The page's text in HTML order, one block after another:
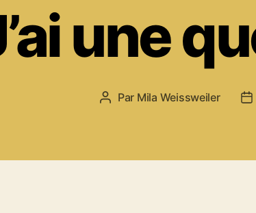
une
Auteur
Par Mila Weissweiler